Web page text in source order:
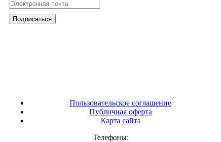
Пользовательское соглашение
Публичная оферта
Карта сайта
Телефоны: